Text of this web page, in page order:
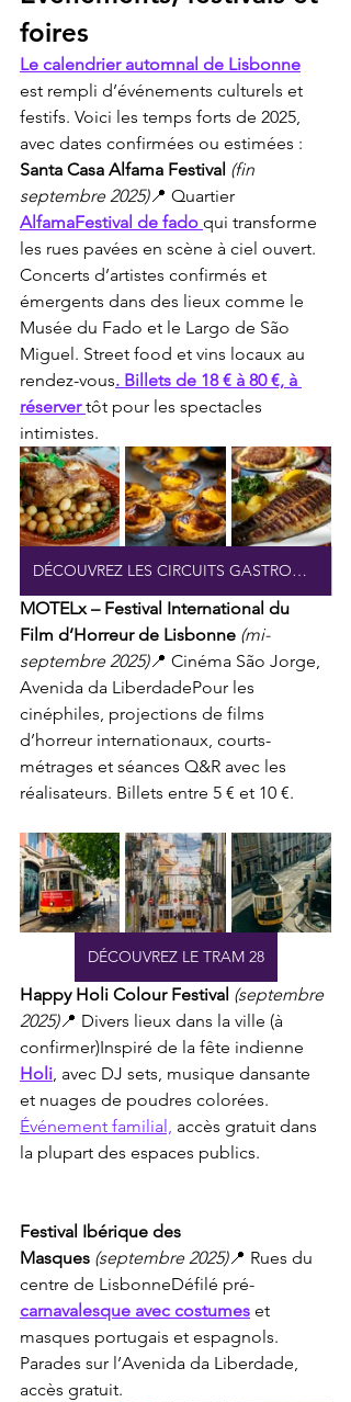
foires
Le calendrier automnal de Lisbonne
est rempli d’événements culturels et
festifs. Voici les temps forts de 2025,
avec dates confirmées ou estimées :
Santa Casa Alfama Festival (fin
septembre 2025)📍 Quartier
AlfamaFestival de fado qui transforme
les rues pavées en scène à ciel ouvert.
Concerts d’artistes confirmés et
émergents dans des lieux comme le
Musée du Fado et le Largo de São
Miguel. Street food et vins locaux au
rendez-vous. Billets de 18 € à 80 €, à
réserver tôt pour les spectacles
intimistes.
DÉCOUVREZ LES CIRCUITS GASTRONOMIQUES DE LISBONNE
MOTELx – Festival International du
Film d’Horreur de Lisbonne (mi-
septembre 2025)📍 Cinéma São Jorge,
Avenida da LiberdadePour les
cinéphiles, projections de films
d’horreur internationaux, courts-
métrages et séances Q&R avec les
réalisateurs. Billets entre 5 € et 10 €.
DÉCOUVREZ LE TRAM 28
Happy Holi Colour Festival (septembre
2025)📍 Divers lieux dans la ville (à
confirmer)Inspiré de la fête indienne
Holi, avec DJ sets, musique dansante
et nuages de poudres colorées.
Événement familial, accès gratuit dans
la plupart des espaces publics.
Festival Ibérique des
Masques (septembre 2025)📍 Rues du
centre de LisbonneDéfilé pré-
carnavalesque avec costumes et
masques portugais et espagnols.
Parades sur l’Avenida da Liberdade,
accès gratuit.